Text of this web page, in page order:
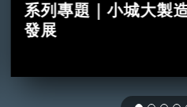
系列專題｜小城大製
發展